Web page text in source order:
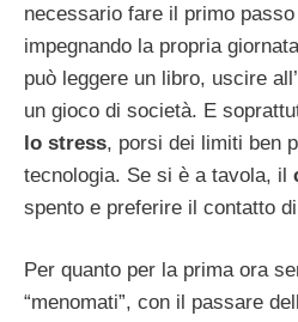
necessario fare il primo
impegnando la propria
può leggere un libro, uscire
un gioco di società. E
lo stress, porsi dei limiti ben
tecnologia. Se si è a tavola, il
spento e preferire il contatto
Per quanto per la prima ora
“menomati”, con il passare